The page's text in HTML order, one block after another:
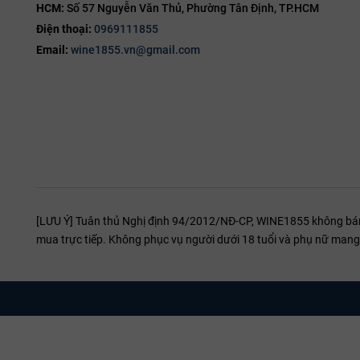
HCM: Số 57 Nguyễn Văn Thủ, Phường Tân Định, TP.HCM
Điện thoại: 0969111855
Email: wine1855.vn@gmail.com
[LƯU Ý] Tuân thủ Nghị định 94/2012/NĐ-CP, WINE1855 không
mua trực tiếp. Không phục vụ người dưới 18 tuổi và phụ nữ